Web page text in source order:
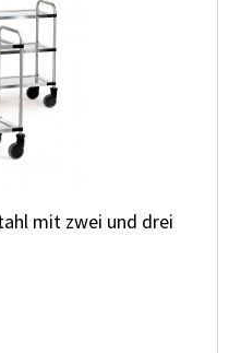
mit zwei und drei